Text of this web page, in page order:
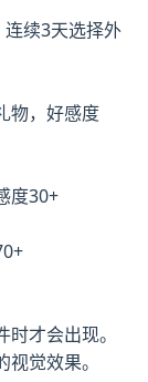
续3天选择外
物，好感度
度30+
才会出现。
觉效果。